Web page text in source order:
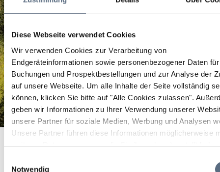
Diese Webseite verwendet Cookies
Wir verwenden Cookies zur Verarbeitung von
Endgeräteinformationen sowie personenbezogener Daten
Buchungen und Prospektbestellungen und zur Analyse der
auf unsere Webseite. Um alle Inhalte der Seite vollständig
können, klicken Sie bitte auf "Alle Cookies zulassen".
geben wir Informationen zu Ihrer Verwendung unserer
unsere Partner für soziale Medien, Werbung und Analysen
Unsere Partner führen diese Informationen möglicherweise
Notwendig
Bewegungsparcours
Startseite Bewegungsparcours